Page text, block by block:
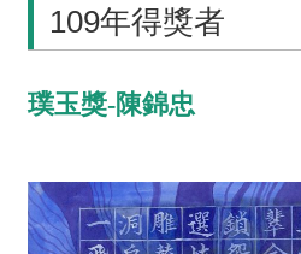
關
於
最
109年得獎者
璞玉獎-陳錦忠